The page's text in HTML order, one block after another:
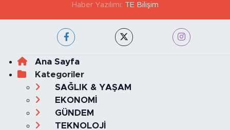
Haber Yazılımı: TE Bilişim
Ana Sayfa
Kategoriler
SAĞLIK & YAŞAM
EKONOMİ
GÜNDEM
TEKNOLOJİ